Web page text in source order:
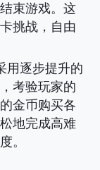
束游戏。这
挑战，自由
用逐步提升的
考验玩家的
金币购买各
地完成高难
。